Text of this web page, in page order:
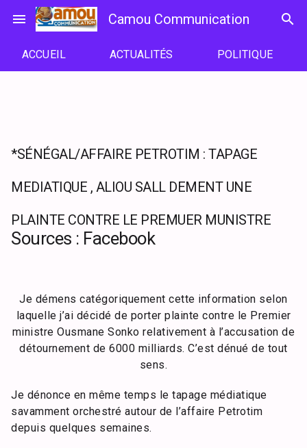
menu Camou Communication search
ACCUEIL ACTUALITÉS POLITIQUE
*SÉNÉGAL/AFFAIRE PETROTIM : TAPAGE
MEDIATIQUE , ALIOU SALL DEMENT UNE
PLAINTE CONTRE LE PREMUER MUNISTRE
Sources : Facebook
Je démens catégoriquement cette information selon
laquelle j’ai décidé de porter plainte contre le Premier
ministre Ousmane Sonko relativement à l’accusation de
détournement de 6000 milliards. C’est dénué de tout
sens.
Je dénonce en même temps le tapage médiatique
savamment orchestré autour de l’affaire Petrotim
depuis quelques semaines.